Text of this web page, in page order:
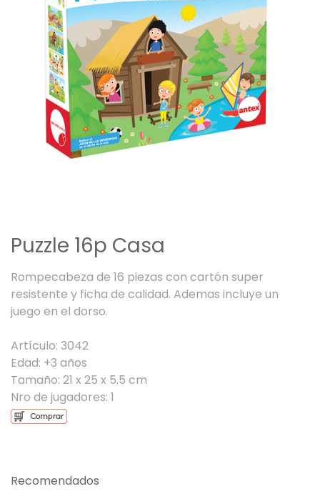
Previous
Puzzle 16p Casa
Rompecabeza de 16 piezas con cartón super
resistente y ficha de calidad. Ademas incluye un
juego en el dorso.
Artículo: 3042
Edad: +3 años
Tamaño: 21 x 25 x 5.5 cm
Nro de jugadores: 1
Recomendados